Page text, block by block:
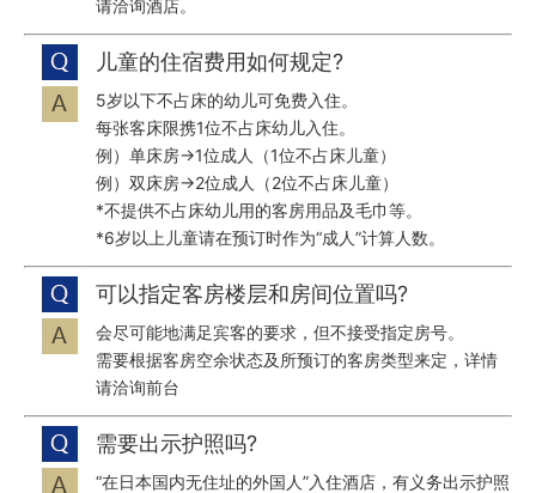
请洽询酒店。
儿童的住宿费用如何规定?
5岁以下不占床的幼儿可免费入住。
每张客床限携1位不占床幼儿入住。
例）单床房→1位成人（1位不占床儿童）
例）双床房→2位成人（2位不占床儿童）
*不提供不占床幼儿用的客房用品及毛巾等。
*6岁以上儿童请在预订时作为“成人”计算人数。
可以指定客房楼层和房间位置吗?
会尽可能地满足宾客的要求，但不接受指定房号。
需要根据客房空余状态及所预订的客房类型来定，详情
请洽询前台
需要出示护照吗?
“在日本国内无住址的外国人”入住酒店，有义务出示护照